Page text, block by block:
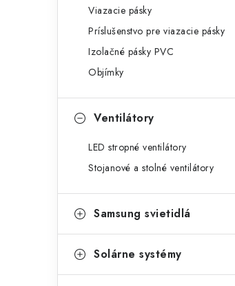
Viazacie pásky
Príslušenstvo pre viazacie pásky
Izolačné pásky PVC
Objímky
Ventilátory
LED stropné ventilátory
Stojanové a stolné ventilátory
Samsung svietidlá
Solárne systémy